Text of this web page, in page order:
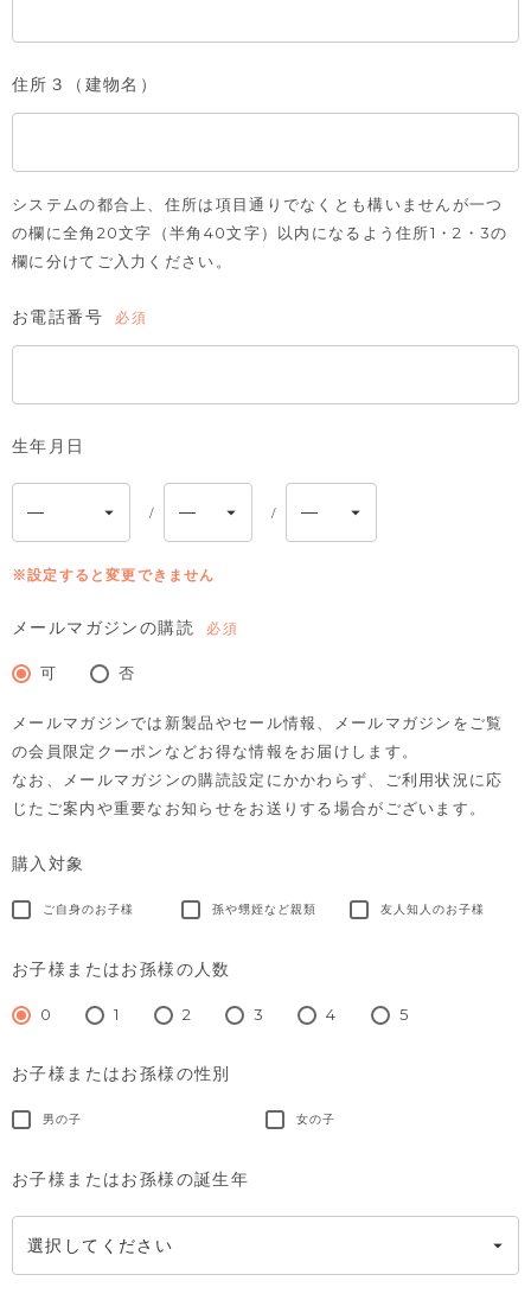
住所３（建物名）
システムの都合上、住所は項目通りでなくとも構いませんが一つ
の欄に全角20文字（半角40文字）以内になるよう住所1・2・3の
欄に分けてご入力ください。
お電話番号
須)
生年月日
※設定すると変更できません
メールマガジンの購読
可 否
メールマガジンでは新製品やセール情報、メールマガジンをご覧
の会員限定クーポンなどお得な情報をお届けします。
なお、メールマガジンの購読設定にかかわらず、ご利用状況に応
じたご案内や重要なお知らせをお送りする場合がございます。
購入対象
ご自身のお子様 孫や甥姪など親類 友人知人のお子様
お子様またはお孫様の人数
0 1 2 3 4 5
お子様またはお孫様の性別
男の子 女の子
お子様またはお孫様の誕生年